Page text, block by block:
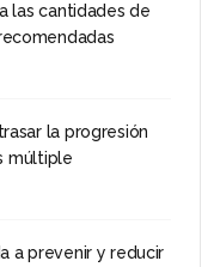
las cantidades de
la progresión
múltiple
a prevenir y reducir